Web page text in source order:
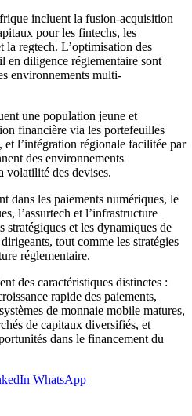
incluent la fusion-acquisition
pour les fintechs, les
la regtech. L’optimisation des
en diligence réglementaire sont
environnements multi-
une population jeune et
financière via les portefeuilles
et l’intégration régionale facilitée par
des environnements
volatilité des devises.
dans les paiements numériques, le
l’assurtech et l’infrastructure
stratégiques et les dynamiques de
tout comme les stratégies
réglementaire.
des caractéristiques distinctes :
rapide des paiements,
de monnaie mobile matures,
de capitaux diversifiés, et
dans le financement du
WhatsApp